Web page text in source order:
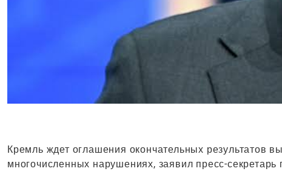
Кремль ждет оглашения окончательных результатов
многочисленных нарушениях, заявил пресс-